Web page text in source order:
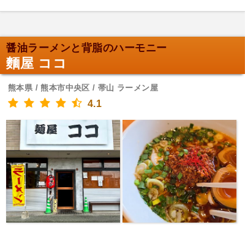
醤油ラーメンと背脂のハーモニー
麵屋 ココ
熊本県 / 熊本市中央区 / 帯山 ラーメン屋
4.1